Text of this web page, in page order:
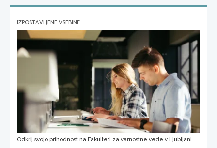
IZPOSTAVLJENE VSEBINE
Odkrij svojo prihodnost na Fakulteti za varnostne vede v Ljubljani